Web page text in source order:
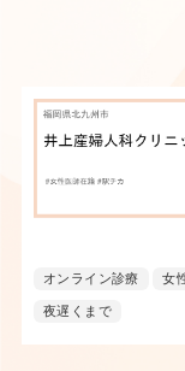
オンライン診療 女
夜遅くまで